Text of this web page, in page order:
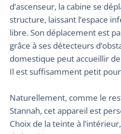
d’ascenseur, la cabine se
structure, laissant l’espace
libre. Son déplacement est
grâce à ses détecteurs
domestique peut accueillir
Il est suffisamment petit
Naturellement, comme le
Stannah, cet appareil est
Choix de la teinte à